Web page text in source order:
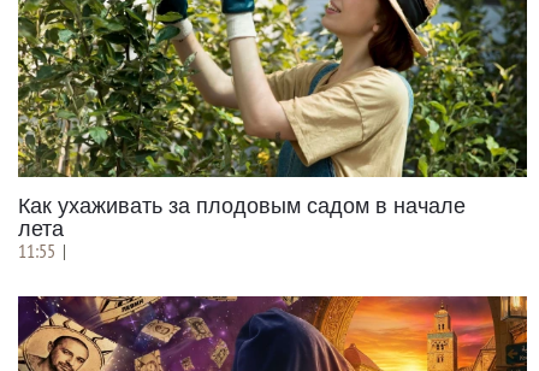
Как ухаживать за плодовым садом в начале
лета
11:55 |